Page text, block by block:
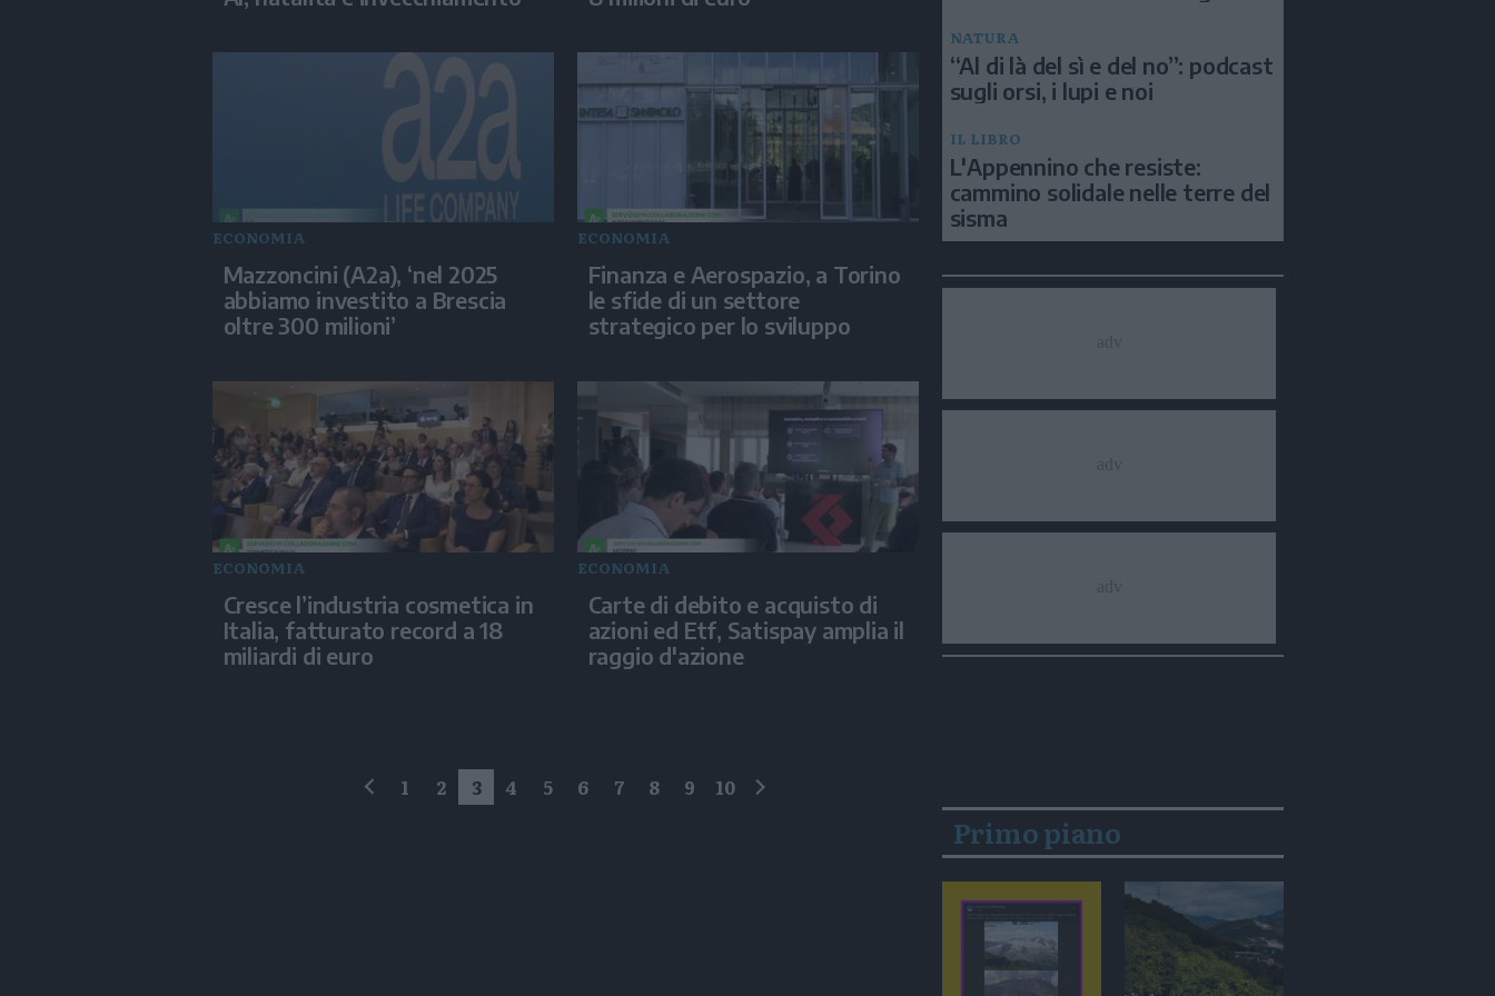
ECONOMIA
Mazzoncini (A2a), ‘nel 2025
abbiamo investito a Brescia
oltre 300 milioni’
ECONOMIA
Finanza e Aerospazio, a Torino
le sfide di un settore
strategico per lo sviluppo
ECONOMIA
Cresce l’industria cosmetica in
Italia, fatturato record a 18
miliardi di euro
ECONOMIA
Carte di debito e acquisto di
azioni ed Etf, Satispay amplia il
raggio d'azione
precedente
1 2 3 4 5 6 7 8 9 10
NATURA
“Al di là del sì e del no”: podcast
sugli orsi, i lupi e noi
IL LIBRO
L'Appennino che resiste:
cammino solidale nelle terre del
sisma
Primo piano